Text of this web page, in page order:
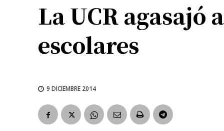
La UCR agasajó
escolares
9 DICIEMBRE 2014